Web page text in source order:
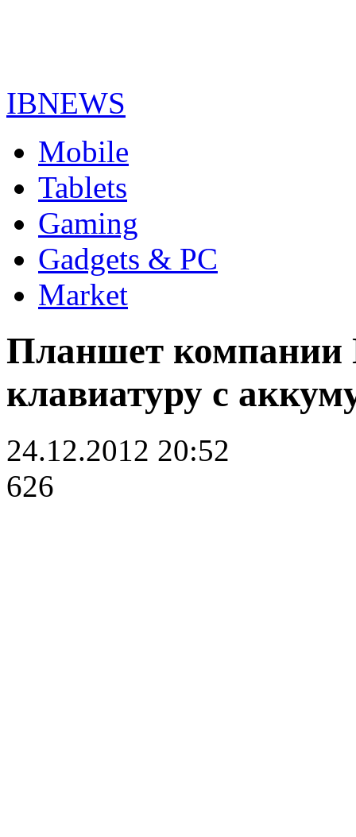
IBNEWS
Mobile
Tablets
Gaming
Gadgets & PC
Market
Планшет компании
клавиатуру с
24.12.2012 20:52
626